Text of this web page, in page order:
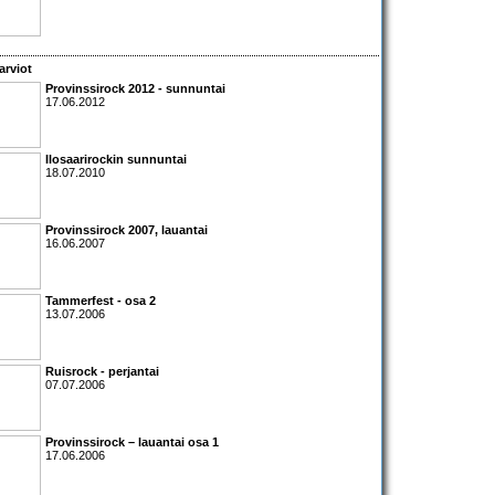
Provinssirock 2012 - sunnuntai
17.06.2012
Ilosaarirockin sunnuntai
18.07.2010
Provinssirock 2007, lauantai
16.06.2007
Tammerfest - osa 2
13.07.2006
Ruisrock - perjantai
07.07.2006
Provinssirock – lauantai osa 1
17.06.2006